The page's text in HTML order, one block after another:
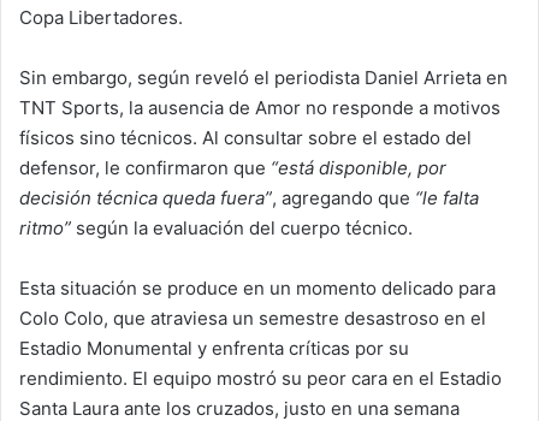
Copa Libertadores.
Sin embargo, según reveló el periodista Daniel Arrieta en
TNT Sports, la ausencia de Amor no responde a motivos
físicos sino técnicos. Al consultar sobre el estado del
defensor, le confirmaron que “está disponible, por
decisión técnica queda fuera”, agregando que “le falta
ritmo” según la evaluación del cuerpo técnico.
Esta situación se produce en un momento delicado para
Colo Colo, que atraviesa un semestre desastroso en el
Estadio Monumental y enfrenta críticas por su
rendimiento. El equipo mostró su peor cara en el Estadio
Santa Laura ante los cruzados, justo en una semana